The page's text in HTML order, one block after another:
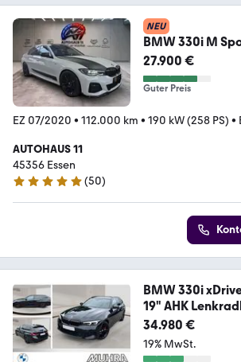
NEU
BMW 330i M
Performance/
DACH/LED/
27.900 €
Guter Preis
EZ 07/2020 • 112.000 km • 190 kW (258 PS) •
AUTOHAUS 11
45356 Essen
4.8 Sterne
(50)
BMW 330i
19" AHK
34.980 €
19% MwSt.